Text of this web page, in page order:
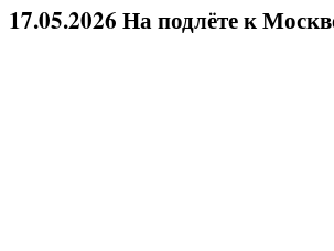
17.05.2026 На подлёте к